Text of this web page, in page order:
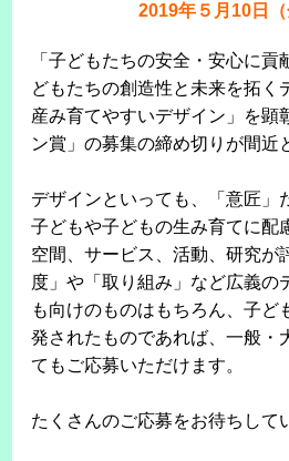
2019年５月10日
「子どもたちの安全・安心に
どもたちの創造性と未来を拓く
産み育てやすいデザイン」を顕
ン賞」の募集の締め切りが間近
デザインといっても、「意匠」
子どもや子どもの生み育てに配
空間、サービス、活動、研究が
度」や「取り組み」など広義の
も向けのものはもちろん、子ど
発されたものであれば、一般・
てもご応募いただけます。
たくさんのご応募をお待ちして